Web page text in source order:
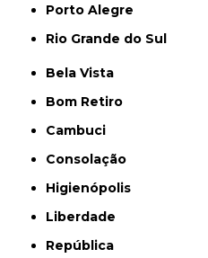
Porto Alegre
Rio Grande do Sul
Bela Vista
Bom Retiro
Cambuci
Consolação
Higienópolis
Liberdade
República